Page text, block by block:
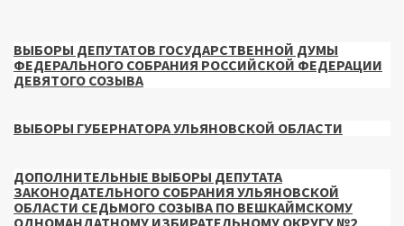
ВЫБОРЫ ДЕПУТАТОВ ГОСУДАРСТВЕННОЙ ДУМЫ
ФЕДЕРАЛЬНОГО СОБРАНИЯ РОССИЙСКОЙ ФЕДЕРАЦИИ
ДЕВЯТОГО СОЗЫВА
ВЫБОРЫ ГУБЕРНАТОРА УЛЬЯНОВСКОЙ ОБЛАСТИ
ДОПОЛНИТЕЛЬНЫЕ ВЫБОРЫ ДЕПУТАТА
ЗАКОНОДАТЕЛЬНОГО СОБРАНИЯ УЛЬЯНОВСКОЙ
ОБЛАСТИ СЕДЬМОГО СОЗЫВА ПО ВЕШКАЙМСКОМУ
ОДНОМАНДАТНОМУ ИЗБИРАТЕЛЬНОМУ ОКРУГУ №2